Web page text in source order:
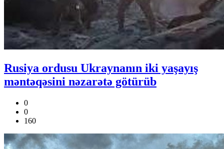
Rusiya ordusu Ukraynanın iki yaşayış
məntəqəsini nəzarətə götürüb
0
0
160